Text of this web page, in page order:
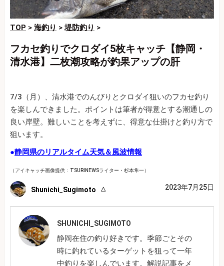
TOP > 海釣り >堤防釣り >
フカセ釣りでクロダイ5枚キャッチ【静岡・
清水港】二枚潮攻略が釣果アップの肝
7/3（月）、清水港でのんびりとクロダイ狙いのフカセ釣り
を楽しんできました。ポイントは筆者が得意とする潮通しの
良い岸壁。難しいことを考えずに、得意な仕掛けと釣り方で
狙います。
●静岡県のリアルタイム天気＆風波情報
（アイキャッチ画像提供：TSURINEWSライター・杉本隼一）
Shunichi_Sugimoto 2023年7月25日
SHUNICHI_SUGIMOTO
静岡在住の釣り好きです。季節ごとその
時に釣れているターゲットを狙って一年
中釣りを楽しんでいます。解説記事をメ